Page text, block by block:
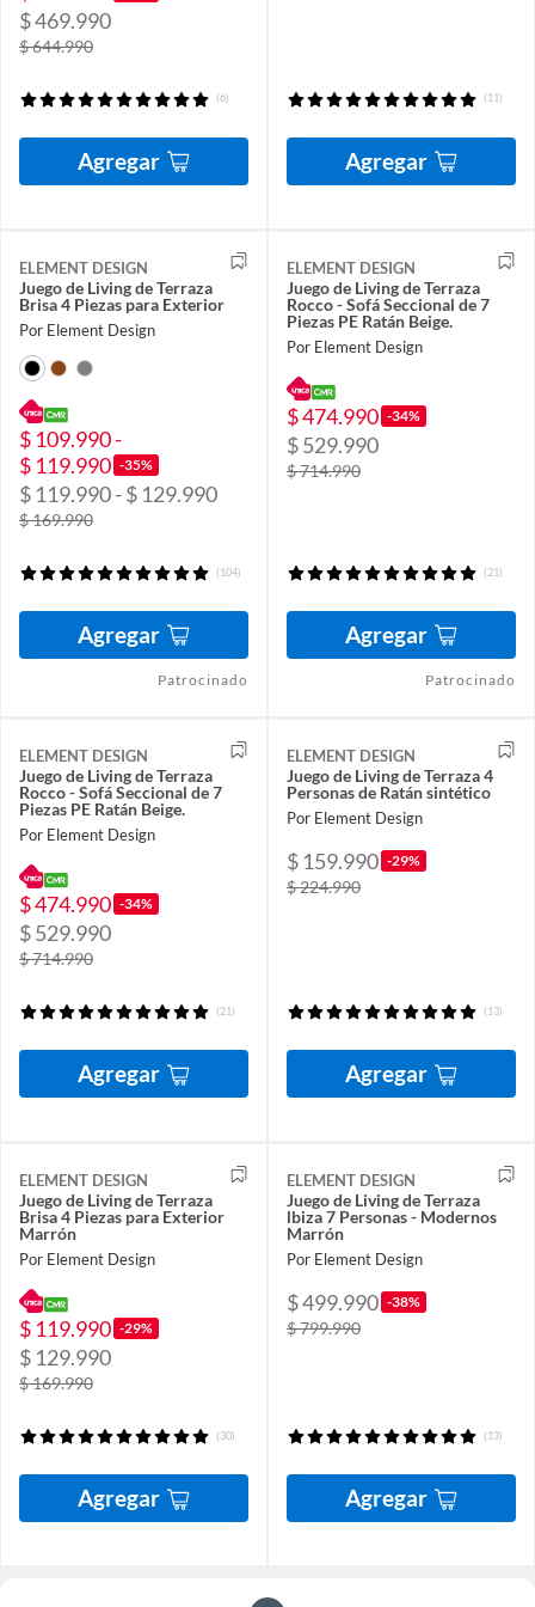
$ 469.990
$ 644.990
(6)
Agregar
(11)
Agregar
ELEMENT DESIGN
Juego de Living de Terraza
Brisa 4 Piezas para Exterior
Por Element Design
$ 109.990 -
$ 119.990 -35%
$ 119.990 - $ 129.990
$ 169.990
(104)
Agregar
Patrocinado
ELEMENT DESIGN
Juego de Living de Terraza
Rocco - Sofá Seccional de 7
Piezas PE Ratán Beige.
Por Element Design
$ 474.990 -34%
$ 529.990
$ 714.990
(21)
Agregar
Patrocinado
ELEMENT DESIGN
Juego de Living de Terraza
Rocco - Sofá Seccional de 7
Piezas PE Ratán Beige.
Por Element Design
$ 474.990 -34%
$ 529.990
$ 714.990
(21)
Agregar
ELEMENT DESIGN
Juego de Living de Terraza 4
Personas de Ratán sintético
Por Element Design
$ 159.990 -29%
$ 224.990
(13)
Agregar
ELEMENT DESIGN
Juego de Living de Terraza
Brisa 4 Piezas para Exterior
Marrón
Por Element Design
$ 119.990 -29%
$ 129.990
$ 169.990
(30)
Agregar
ELEMENT DESIGN
Juego de Living de Terraza
lbiza 7 Personas - Modernos
Marrón
Por Element Design
$ 499.990 -38%
$ 799.990
(13)
Agregar